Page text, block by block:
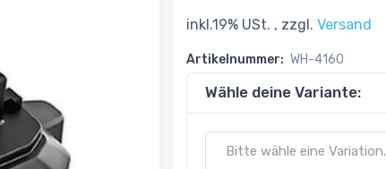
inkl.19% USt. , zzgl. Versand
Artikelnummer: WH-4160
Wähle deine Variante:
Bitte wähle eine Variation.